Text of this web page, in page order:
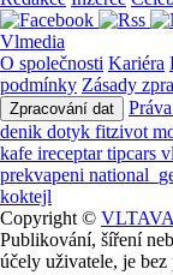
Vlmedia
O společnosti Kariéra
podmínky Zásady
Zpracování dat
denik dotyk fitzivot
kafe ireceptartipcars
prekvapeni
koktejl
Copyright ©
Publikování, šíření
účely uživatele, je